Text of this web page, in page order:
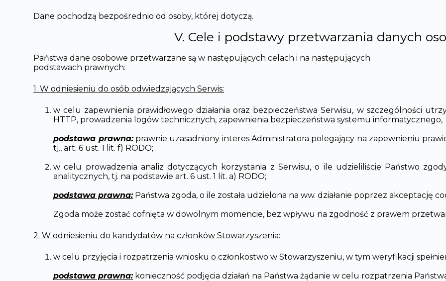
Dane pochodzą bezpośrednio od osoby, której dotyczą.
V. Cele i podstawy przetwarzania danych
Państwa dane osobowe przetwarzane są w następujących celach i na następujących
podstawach prawnych:
1. W odniesieniu do osób odwiedzających Serwis:
w celu zapewnienia prawidłowego działania oraz bezpieczeństwa Serwisu, w szczególności
HTTP, prowadzenia logów technicznych, zapewnienia bezpieczeństwa systemu informatycznego,
podstawa prawna:prawnie uzasadniony interes Administratora polegający na zapewnieniu
tj., art. 6 ust. 1 lit. f) RODO;
w celu prowadzenia analiz dotyczących korzystania z Serwisu, o ile udzieliliście Państwo
analitycznych, tj. na podstawie art. 6 ust. 1 lit. a) RODO;
podstawa prawna:Państwa zgoda, o ile została udzielona na ww. działanie poprzez akceptację
Zgoda może zostać cofnięta w dowolnym momencie, bez wpływu na zgodność z prawem
2. W odniesieniu do kandydatów na członków Stowarzyszenia:
w celu przyjęcia i rozpatrzenia wniosku o członkostwo w Stowarzyszeniu, w tym weryfikacji
podstawa prawna:konieczność podjęcia działań na Państwa żądanie w celu rozpatrzenia